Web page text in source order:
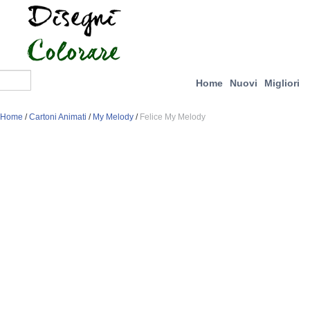
Home Nuovi Migliori
Home /Cartoni Animati / My Melody / Felice My Melody